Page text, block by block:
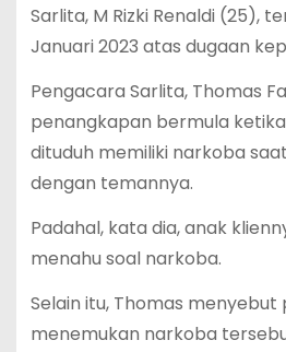
Sarlita, M Rizki Renaldi (25),
Januari 2023 atas dugaan
Pengacara Sarlita, Thomas
penangkapan bermula
dituduh memiliki narkoba
dengan temannya.
Padahal, kata dia, anak
menahu soal narkoba.
Selain itu, Thomas menyebut
menemukan narkoba